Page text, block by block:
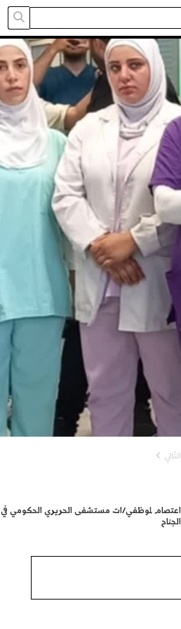
التّالي
اعتصام لموظفي/ات مستشفى الحريري الحكومي في
الجناح